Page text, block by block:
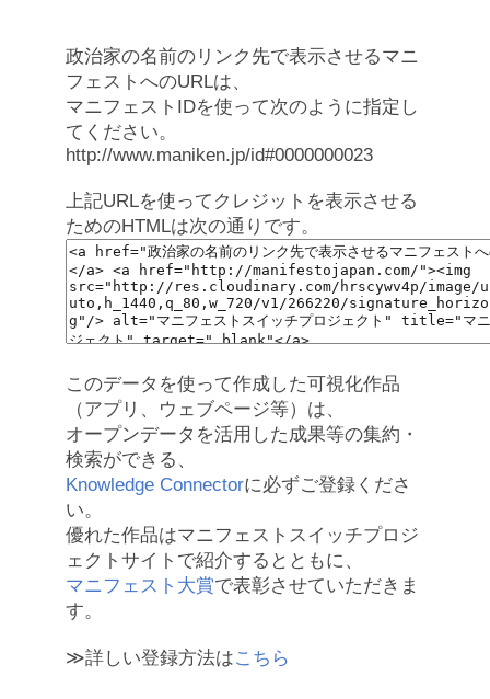
政治家の名前のリンク先で表示させるマニ
フェストへのURLは、
マニフェストIDを使って次のように指定し
てください。
http://www.maniken.jp/id#0000000023
上記URLを使ってクレジットを表示させる
ためのHTMLは次の通りです。
このデータを使って作成した可視化作品
（アプリ、ウェブページ等）は、
オープンデータを活用した成果等の集約・
検索ができる、
Knowledge Connectorに必ずご登録くださ
い。
優れた作品はマニフェストスイッチプロジ
ェクトサイトで紹介するとともに、
マニフェスト大賞で表彰させていただきま
す。
≫詳しい登録方法はこちら